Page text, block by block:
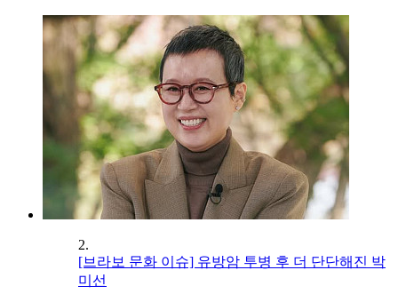
2.
[브라보 문화 이슈] 유방암 투병 후 더 단단해진 박
미선